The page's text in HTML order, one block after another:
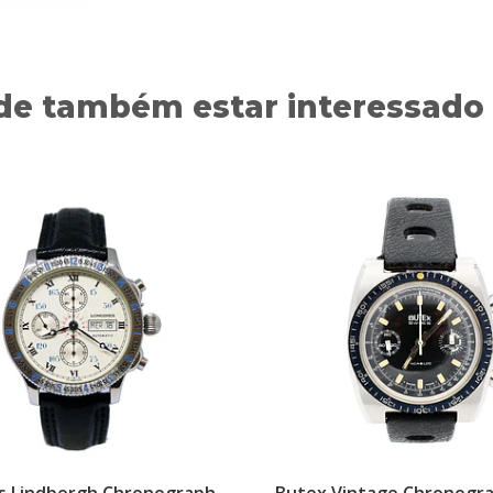
também estar interessado